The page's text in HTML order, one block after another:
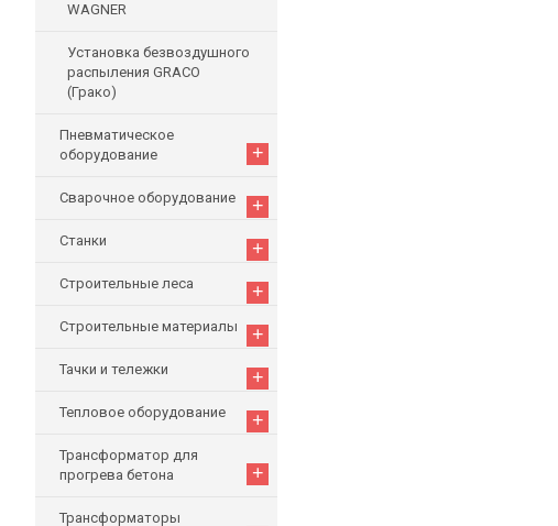
WAGNER
Установка безвоздушного
распыления GRACO
(Грако)
Пневматическое
оборудование
+
Сварочное оборудование +
Станки +
Строительные леса +
Строительные материалы +
Тачки и тележки +
Тепловое оборудование +
Трансформатор для
прогрева бетона
+
Трансформаторы